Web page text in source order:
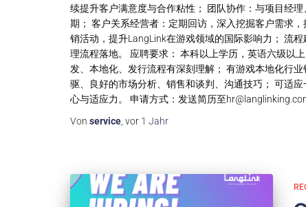
续提升客户满意度与合作粘性； 团队协作：与项目经
期； 客户关系经营者：定期回访，深入挖掘客户需求
销活动，提升LangLink在游戏领域的国际影响力； 流
理流程落地。 应聘要求： 本科以上学历，英语六级以
发、本地化、发行流程有深刻理解； 有游戏本地化行
驱、良好的市场分析、销售和谈判、沟通技巧； 可适
心与适应力。 申请方式：发送简历至
Von service , vor 1 Jahr